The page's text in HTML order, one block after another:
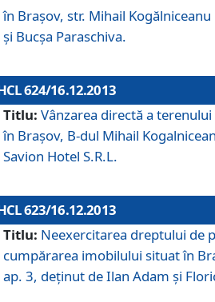
în Braşov, str. Mihail
şi Bucşa Paraschiva.
624/16.12.2013
Titlu: Vânzarea directă a
în Braşov, B-dul Mihail
Savion Hotel S.R.L.
623/16.12.2013
Titlu: Neexercitarea dreptului de
cumpărarea imobilului situat în
ap. 3, deţinut de Ilan Adam şi